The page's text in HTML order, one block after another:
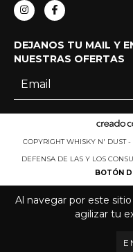
Al navegar por este sitio
agilizar tu
DEJANOS TU MAIL Y
NUESTRAS OFERTAS
COPYRIGHT WHISKY N' DUST -
DEFENSA DE LAS Y LOS
BOTÓN